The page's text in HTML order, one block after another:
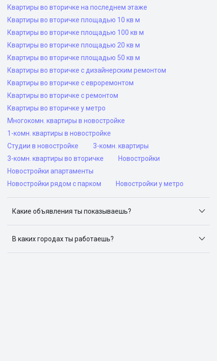
Квартиры во вторичке на последнем этаже
Квартиры во вторичке площадью 10 кв м
Квартиры во вторичке площадью 100 кв м
Квартиры во вторичке площадью 20 кв м
Квартиры во вторичке площадью 50 кв м
Квартиры во вторичке с дизайнерским ремонтом
Квартиры во вторичке с евроремонтом
Квартиры во вторичке с ремонтом
Квартиры во вторичке у метро
Многокомн. квартиры в новостройке
1-комн. квартиры в новостройке
Студии в новостройке
3-комн. квартиры
3-комн. квартиры во вторичке
Новостройки
Новостройки апартаменты
Новостройки рядом с парком
Новостройки у метро
Какие объявления ты показываешь?
объявлений: ЦИАН, Домклик, Яндекс.Недвижимость,
Авито, Самолет.Плюс.
В каких городах ты работаешь?